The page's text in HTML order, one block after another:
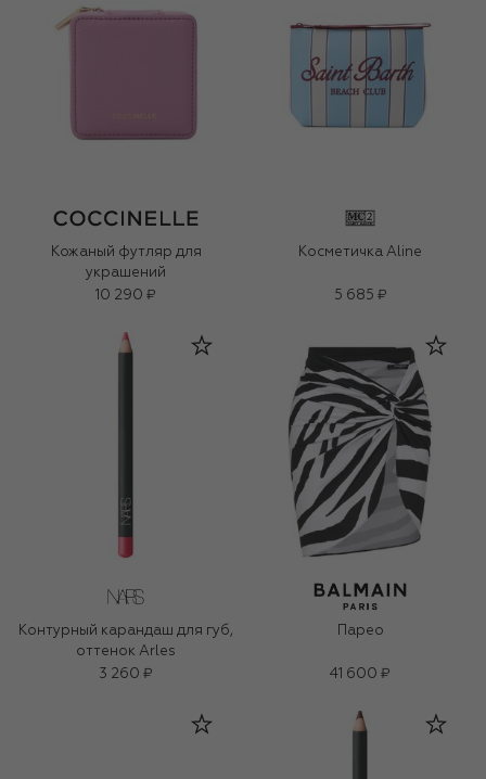
Кожаный футляр для
украшений
10 290 ₽
Косметичка Aline
5 685 ₽
Контурный карандаш для губ,
оттенок Arles
3 260 ₽
Парео
41 600 ₽